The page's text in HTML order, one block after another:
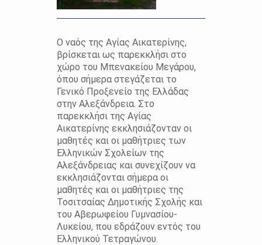
Ο ναός της Αγίας Αικατερίνης,
βρίσκεται ως παρεκκλήσι στο
χώρο του Μπενακείου Μεγάρου,
όπου σήμερα στεγάζεται το
Γενικό Προξενείο της Ελλάδας
στην Αλεξάνδρεια. Στο
παρεκκλήσι της Αγίας
Αικατερίνης εκκλησιάζονταν οι
μαθητές και οι μαθήτριες των
Ελληνικών Σχολείων της
Αλεξάνδρειας και συνεχίζουν να
εκκλησιάζονται σήμερα οι
μαθητές και οι μαθήτριες της
Τοσιτσαίας Δημοτικής Σχολής και
του Αβερωφείου Γυμνασίου-
Λυκείου, που εδράζουν εντός του
Ελληνικού Τετραγώνου.